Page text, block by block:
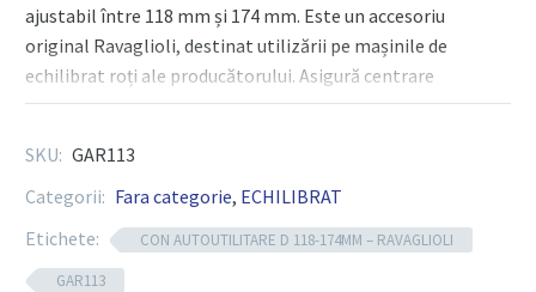
ajustabil între 118 mm și 174 mm. Este un accesoriu
original Ravaglioli, destinat utilizării pe mașinile de
echilibrat roți ale producătorului. Asigură centrare
precisă și stabilitate optimă pentru jantele de mari
cu vehicule comerciale ușoare.
Componente tehnice:
SKU: GAR113
Categorii: Fara categorie, ECHILIBRAT
Etichete:
CON AUTOUTILITARE D 118-174MM – RAVAGLIOLI
GAR113